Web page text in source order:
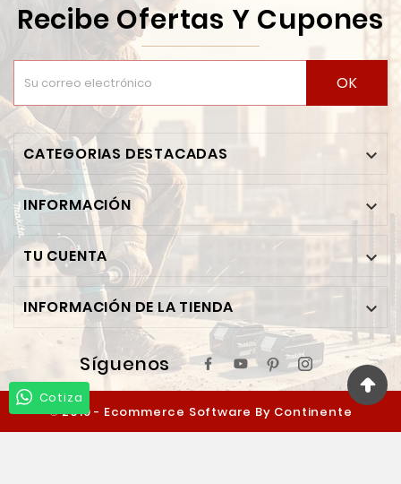
Recibe Ofertas Y Cupones
OK
CATEGORIAS DESTACADAS 
INFORMACIÓN 
TU CUENTA 
INFORMACIÓN DE LA TIENDA 
Síguenos
© 2019 - Ecommerce Software By Continente
Ferretero™
Cotiza